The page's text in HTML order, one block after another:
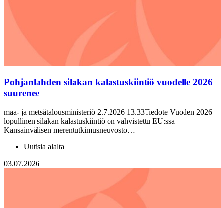
Pohjanlahden silakan kalastuskiintiö vuodelle 2026
suurenee
maa- ja metsätalousministeriö 2.7.2026 13.33Tiedote Vuoden 2026
lopullinen silakan kalastuskiintiö on vahvistettu EU:ssa
Kansainvälisen merentutkimusneuvosto…
Uutisia alalta
03.07.2026